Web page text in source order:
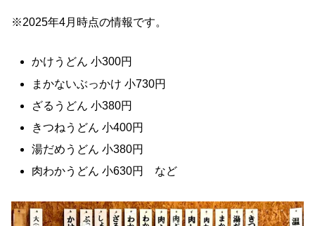
※2025年4月時点の情報です。
かけうどん 小300円
まかないぶっかけ 小730円
ざるうどん 小380円
きつねうどん 小400円
湯だめうどん 小380円
肉わかうどん 小630円 など